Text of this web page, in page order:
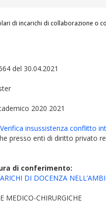
di incarichi di collaborazione o
del 30.04.2021
2020 2021
insussistenza conflitto
presso enti di diritto
di conferimento:
DI DOCENZA
MEDICO-CHIRURGICHE